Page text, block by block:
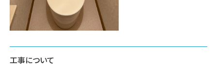
工事について